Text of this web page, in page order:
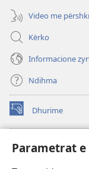
Parametrat
Video me
Kërko
Informacione
Ndihma
Dhurime
(hap
dritare
re)
BIBLIOTEKA
(hap